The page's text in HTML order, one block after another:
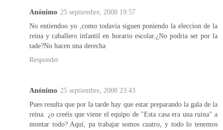
Anónimo 25 septiembre, 2008 19:57
No entiendoo yo ,como todavia siguen poniendo la eleccion de la
reina y caballero infantil en horario escolar.¿No podria ser por la
tade?No hacen una derecha
Responder
Anónimo 25 septiembre, 2008 23:43
Pues resulta que por la tarde hay que estar preparando la gala de la
reina. ¿o creéis que viene el equipo de "Esta casa era una ruina" a
montar todo? Aquí, pa trabajar somos cuatro, y todo lo tenemos